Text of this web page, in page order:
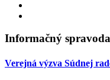
Informačný
Verejná výzva Súdnej